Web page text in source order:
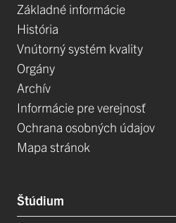
Základné informácie
História
Vnútorný systém kvality
Orgány
Archív
Informácie pre verejnosť
Ochrana osobných údajov
Mapa stránok
Štúdium